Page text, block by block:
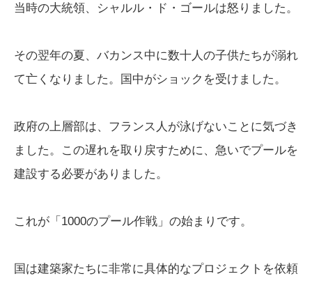
当時の大統領、シャルル・ド・ゴールは怒りました。
その翌年の夏、バカンス中に数十人の子供たちが溺れ
て亡くなりました。国中がショックを受けました。
政府の上層部は、フランス人が泳げないことに気づき
ました。この遅れを取り戻すために、急いでプールを
建設する必要がありました。
これが「1000のプール作戦」の始まりです。
国は建築家たちに非常に具体的なプロジェクトを依頼